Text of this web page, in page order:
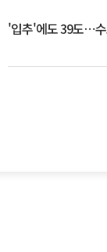
'입추'에도 39도⋯